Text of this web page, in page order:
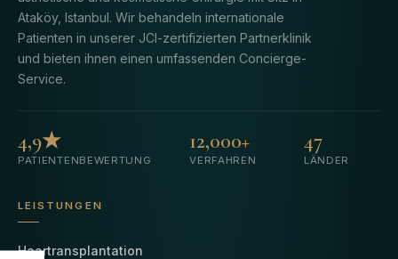
Ataköy, Istanbul. Wir behandeln internationale
Patienten in unserer JCI-zertifizierten Partnerklinik
und bieten ihnen einen umfassenden Concierge-
Service.
4,9★
PATIENTENBEWERTUNG
12,000+
VERFAHREN
47
LÄNDER
LEISTUNGEN
Haartransplantation